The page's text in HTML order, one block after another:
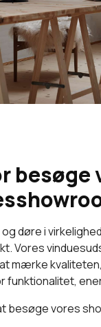
besøge
og døre i
Vores
mærke
funktionalitet,
besøge vores